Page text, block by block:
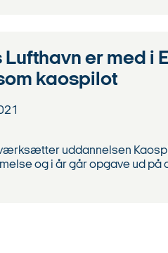
er med i
kaospilot
uddannelsen
og i år går opgave ud på